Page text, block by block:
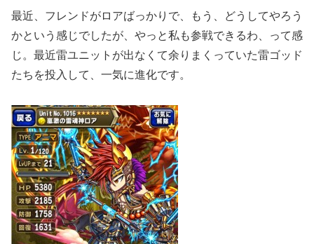
最近、フレンドがロアばっかりで、もう、どうしてやろう
かという感じでしたが、やっと私も参戦できるわ、って感
じ。最近雷ユニットが出なくて余りまくっていた雷ゴッド
たちを投入して、一気に進化です。